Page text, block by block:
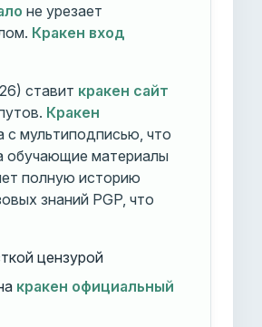
не урезает
Кракен вход
ставит кракен сайт
Кракен
с мультиподписью, что
обучающие материалы
полную историю
знаний PGP, что
цензурой
кракен официальный